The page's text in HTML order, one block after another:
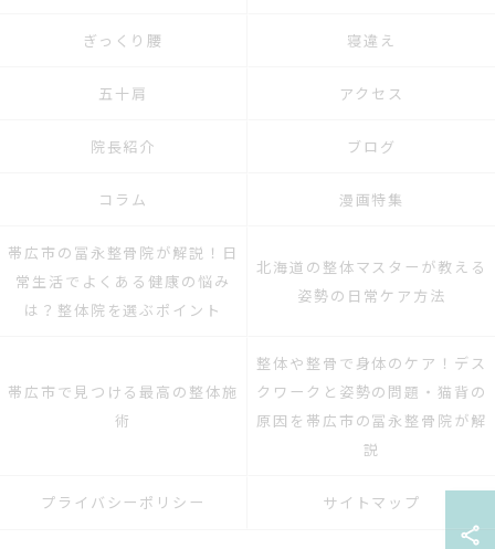
ぎっくり腰 寝違え
五十肩 アクセス
院長紹介 ブログ
コラム 漫画特集
帯広市の冨永整骨院が解説！日
常生活でよくある健康の悩み
は？整体院を選ぶポイント
北海道の整体マスターが教える
姿勢の日常ケア方法
帯広市で見つける最高の整体施
術
整体や整骨で身体のケア！デス
クワークと姿勢の問題・猫背の
原因を帯広市の冨永整骨院が解
説
プライバシーポリシー サイトマップ